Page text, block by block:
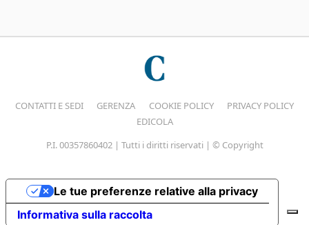
CONTATTI E SEDI GERENZA COOKIE POLICY
PRIVACY POLICY
EDICOLA
P.I. 00357860402 | Tutti i diritti riservati | © Copyright
Informativa sulla raccolta
Le tue preferenze relative alla privacy